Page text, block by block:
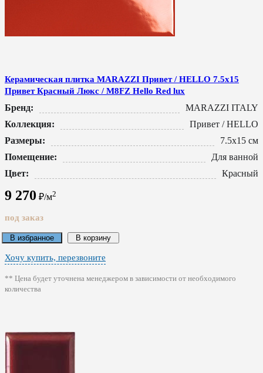
Керамическая плитка MARAZZI Привет / HELLO 7.5x15
Привет Красный Люкс / M8FZ Hello Red lux
Бренд:
MARAZZI ITALY
Коллекция:
Привет / HELLO
Размеры:
7.5x15 см
Помещение:
Для ванной
Цвет:
Красный
9 270 ₽/м2
под заказ
В избранное В корзину
Хочу купить, перезвоните
** Цена будет уточнена менеджером в зависимости от необходимого
количества